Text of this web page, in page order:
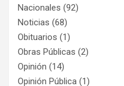
Nacionales (92)
Noticias (68)
Obituarios (1)
Obras Públicas (2)
Opinión (14)
Opinión Pública (1)